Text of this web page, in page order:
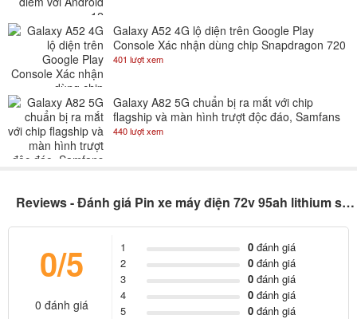
Galaxy A52 4G lộ diện trên Google Play
Console Xác nhận dùng chip Snapdragon 720
401 lượt xem
Galaxy A82 5G chuẩn bị ra mắt với chip
flagship và màn hình trượt độc đáo, Samfans
gom lúa đi là vừa
440 lượt xem
Reviews - Đánh giá Pin xe máy điện 72v 95ah lithium sắt phốt phát (LFP-LiFePO4)
0/5
0 đánh giá
1 0đánh giá
2
0đánh giá
3
0đánh giá
4
0đánh giá
5
0đánh giá